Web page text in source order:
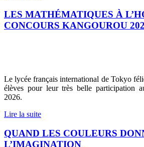
LES MATHÉMATIQUES À
CONCOURS KANGOUROU
Le lycée français international de Tokyo
élèves pour leur très belle participation
2026.
Lire la suite
QUAND LES COULEURS
L’IMAGINATION